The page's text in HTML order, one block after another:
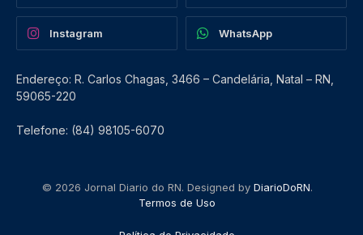
Instagram WhatsApp
Endereço: R. Carlos Chagas, 3466 – Candelária, Natal – RN,
59065-220
Telefone: (84) 98105-6070
© 2026 Jornal Diario do RN. Designed by DiarioDoRN.
Termos de Uso